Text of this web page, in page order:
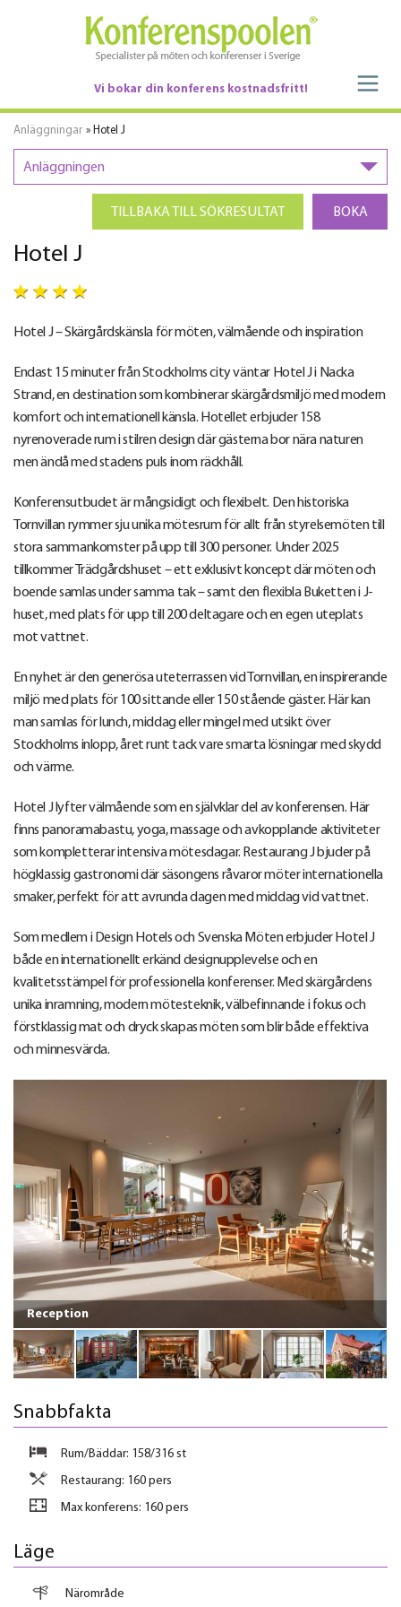
Vi bokar din konferens kostnadsfritt!
Anläggningar » Hotel J
Anläggningen
BOKA
TILLBAKA TILL SÖKRESULTAT
Hotel J
Hotel J – Skärgårdskänsla för möten, välmående och inspiration
Endast 15 minuter från Stockholms city väntar Hotel J i Nacka
Strand, en destination som kombinerar skärgårdsmiljö med modern
komfort och internationell känsla. Hotellet erbjuder 158
nyrenoverade rum i stilren design där gästerna bor nära naturen
men ändå med stadens puls inom räckhåll.
Konferensutbudet är mångsidigt och flexibelt. Den historiska
Tornvillan rymmer sju unika mötesrum för allt från styrelsemöten till
stora sammankomster på upp till 300 personer. Under 2025
tillkommer Trädgårdshuset – ett exklusivt koncept där möten och
boende samlas under samma tak – samt den flexibla Buketten i J-
huset, med plats för upp till 200 deltagare och en egen uteplats
mot vattnet.
En nyhet är den generösa uteterrassen vid Tornvillan, en inspirerande
miljö med plats för 100 sittande eller 150 stående gäster. Här kan
man samlas för lunch, middag eller mingel med utsikt över
Stockholms inlopp, året runt tack vare smarta lösningar med skydd
och värme.
Hotel J lyfter välmående som en självklar del av konferensen. Här
finns panoramabastu, yoga, massage och avkopplande aktiviteter
som kompletterar intensiva mötesdagar. Restaurang J bjuder på
högklassig gastronomi där säsongens råvaror möter internationella
smaker, perfekt för att avrunda dagen med middag vid vattnet.
Som medlem i Design Hotels och Svenska Möten erbjuder Hotel J
både en internationellt erkänd designupplevelse och en
kvalitetsstämpel för professionella konferenser. Med skärgårdens
unika inramning, modern mötesteknik, välbefinnande i fokus och
förstklassig mat och dryck skapas möten som blir både effektiva
och minnesvärda.
Reception
Snabbfakta
Rum/Bäddar: 158/316 st
Restaurang: 160 pers
Max konferens: 160 pers
Läge
Närområde